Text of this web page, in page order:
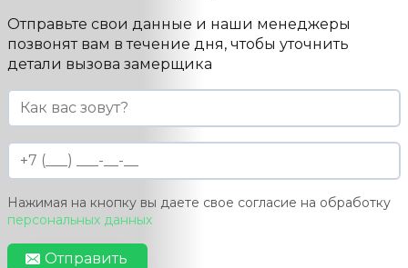
Отправьте свои данные и наши менеджеры
позвонят вам в течение дня, чтобы уточнить
детали вызова замерщика
Нажимая на кнопку вы даете свое согласие на обработку
персональных данных
Отправить